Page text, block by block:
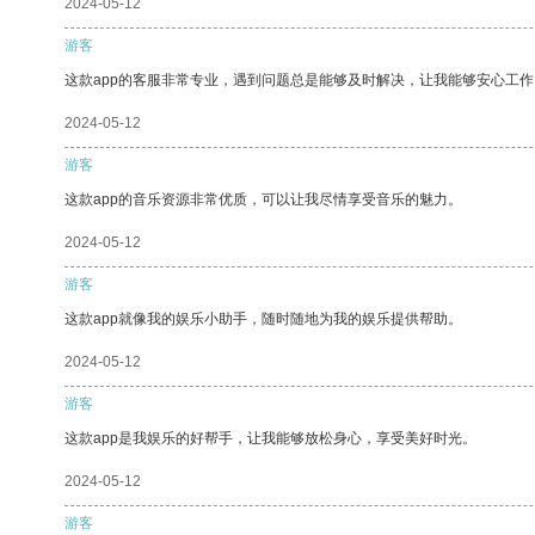
2024-05-12
游客
这款app的客服非常专业，遇到问题总是能够及时解决，让我能够安心工
2024-05-12
游客
这款app的音乐资源非常优质，可以让我尽情享受音乐的魅力。
2024-05-12
游客
这款app就像我的娱乐小助手，随时随地为我的娱乐提供帮助。
2024-05-12
游客
这款app是我娱乐的好帮手，让我能够放松身心，享受美好时光。
2024-05-12
游客